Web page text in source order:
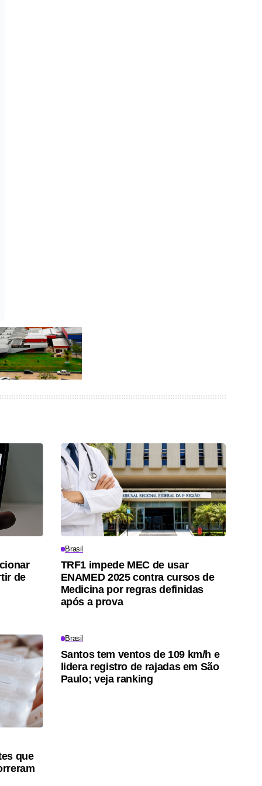
de
Brasil
TRF1 impede MEC de usar
ENAMED 2025 contra cursos de
Medicina por regras definidas
após a prova
que
Brasil
Santos tem ventos de 109 km/h e
lidera registro de rajadas em São
Paulo; veja ranking